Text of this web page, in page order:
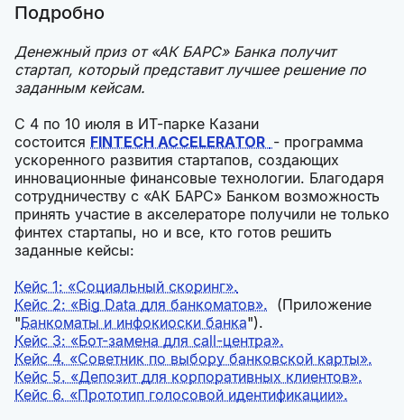
Подробно
Денежный приз от «АК БАРС» Банка получит
стартап, который представит лучшее решение по
заданным кейсам.
С 4 по 10 июля в ИТ-парке Казани
состоится FINTECH ACCELERATOR - программа
ускоренного развития стартапов, создающих
инновационные финансовые технологии. Благодаря
сотрудничеству с «АК БАРС» Банком возможность
принять участие в акселераторе получили не только
финтех стартапы, но и все, кто готов решить
заданные кейсы:
Кейс 1: «Социальный скоринг».
Кейс 2: «Big Data для банкоматов». (Приложение
"Банкоматы и инфокиоски банка").
Кейс 3: «Бот-замена для call-центра».
Кейс 4. «Советник по выбору банковской карты».
Кейс 5. «Депозит для корпоративных клиентов».
Кейс 6. «Прототип голосовой идентификации».